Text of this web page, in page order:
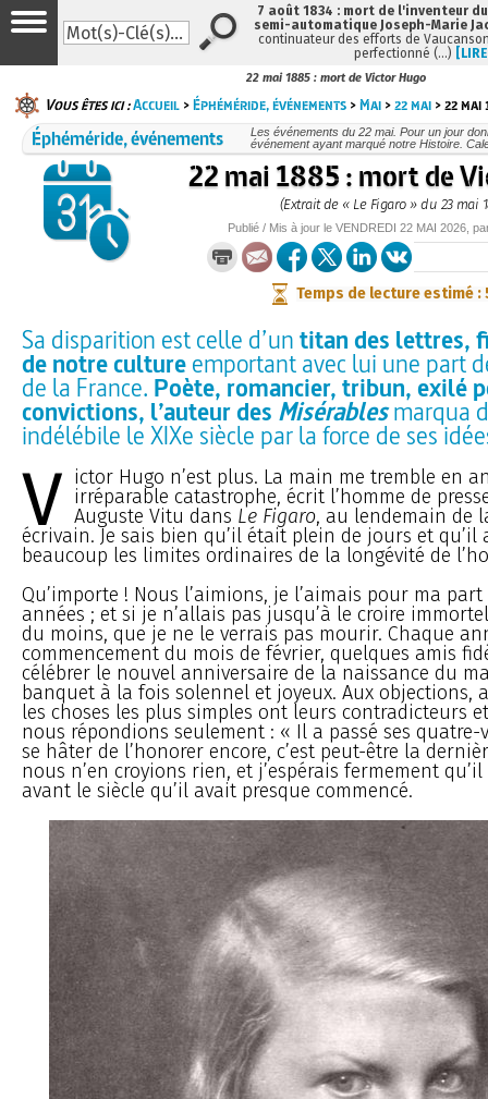
22 mai 1885 : mort de Victor Hugo
Vous êtes ici :Accueil >Éphéméride, événements >Mai >22 mai > 22
Éphéméride, événements
Les événements du 22 mai. Pour un jour
événement ayant marqué notre Histoire.
22 mai 1885 : mort de
(Extrait de « Le Figaro » du 23 mai
Publié / Mis à jour le VENDREDI 22 MAI 2026,
Temps de lecture estimé :
Sa disparition est celle d’untitan des lettres,
de notre cultureemportant avec lui une part
de la France. Poète, romancier, tribun, exilé
convictions, l’auteur des Misérablesmarqua
indélébile le XIXe siècle par la force de ses
V ictor Hugo n’est plus. La main me tremble en
irréparable catastrophe, écrit l’homme de
Auguste Vitu dans Le Figaro, au lendemain de
écrivain. Je sais bien qu’il était plein de jours et qu’il
beaucoup les limites ordinaires de la longévité de
Qu’importe ! Nous l’aimions, je l’aimais pour ma
années ; et si je n’allais pas jusqu’à le croire
du moins, que je ne le verrais pas mourir. Chaque
commencement du mois de février, quelques amis
célébrer le nouvel anniversaire de la naissance du
banquet à la fois solennel et joyeux. Aux objections,
les choses les plus simples ont leurs contradicteurs
nous répondions seulement : « Il a passé ses
se hâter de l’honorer encore, c’est peut-être la
nous n’en croyions rien, et j’espérais fermement
avant le siècle qu’il avait presque commencé.
7 août 1834 : mort de l'inventeur
semi-automatique Joseph-Marie
continuateur des efforts de
perfectionné (…)